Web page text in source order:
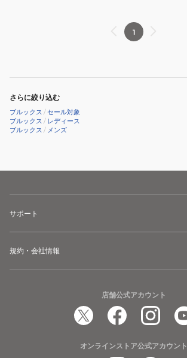
ズ
ロ
ー
ン
ギ
ン
ュ
BRW4392
1
さらに絞り込む
ブルックス /セール対象
ブルックス / レディース
ブルックス / メンズ
サポート
規約・会社情報
店舗公式アカウント
オンラインストア公式アカウント